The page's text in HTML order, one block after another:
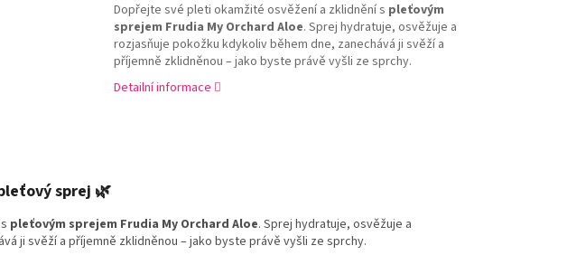
Dopřejte své pleti okamžité osvěžení a zklidnění s pleťovým
sprejem Frudia My Orchard Aloe. Sprej hydratuje, osvěžuje a
rozjasňuje pokožku kdykoliv během dne, zanechává ji svěží a
příjemně zklidněnou – jako byste právě vyšli ze sprchy.
Detailní informace
sprej 🌿
pleťovým sprejem Frudia My Orchard Aloe. Sprej hydratuje, osvěžuje a
ji svěží a příjemně zklidněnou – jako byste právě vyšli ze sprchy.